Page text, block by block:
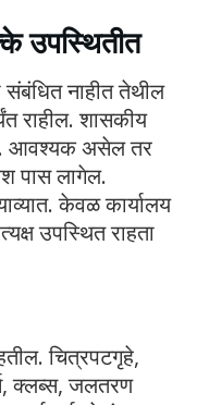
उपस्थितीत
संबंधित नाहीत तेथील
राहील. शासकीय
आवश्यक असेल तर
पास लागेल.
केवळ कार्यालय
उपस्थित राहता
चित्रपटगृहे,
क्लब्स, जलतरण